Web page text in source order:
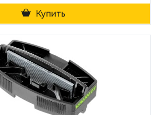
Купить